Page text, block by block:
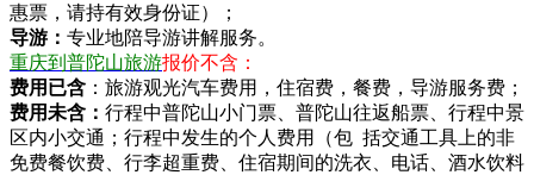
惠票，请持有效身份证）；
导游： 专业地陪导游讲解服务。
重庆到普陀山旅游报价不含：
费用已含 ：旅游观光汽车费用，住宿费，餐费，导游服务费；
费用未含： 行程中普陀山小门票、普陀山往返船票、行程中景
区内小交通；行程中发生的个人费用（包 括交通工具上的非
免费餐饮费、行李超重费、住宿期间的洗衣、电话、酒水饮料